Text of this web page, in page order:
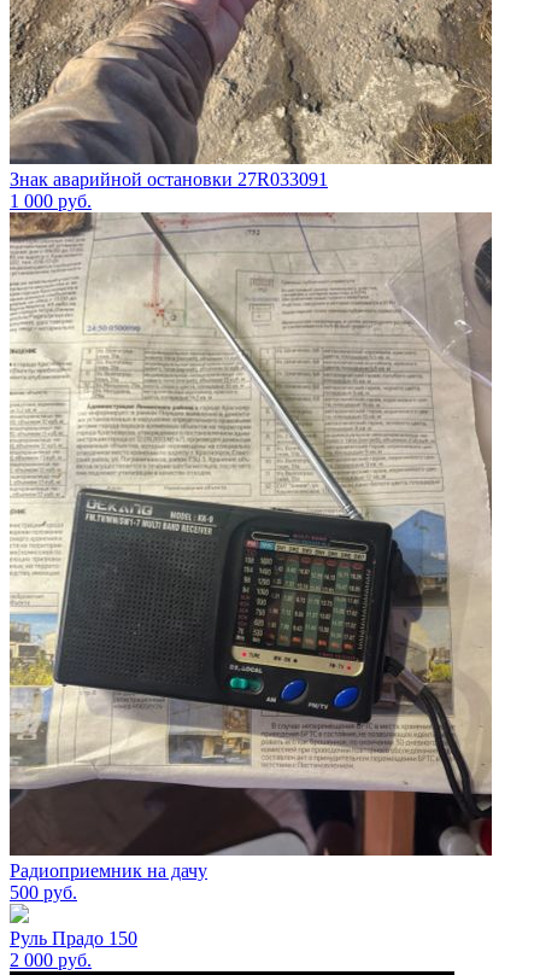
Знак аварийной остановки 27R033091
1 000 руб.
Радиоприемник на дачу
500 руб.
Руль Прадо 150
2 000 руб.